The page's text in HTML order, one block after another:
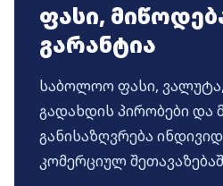
ფასი,
გარანტია
საბოლოო ფასი,
გადახდის პირობები და
განისაზღვრება
კომერციულ